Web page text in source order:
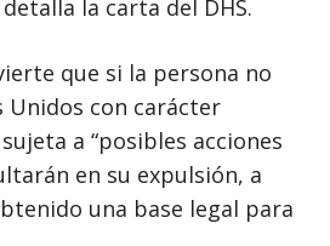
la carta del DHS.
que si la persona no
Unidos con carácter
a “posibles acciones
en su expulsión, a
una base legal para